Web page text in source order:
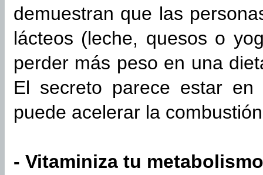
demuestran que las
lácteos (leche, quesos o
perder más peso en una
El secreto parece estar
puede acelerar la
- Vitaminiza tu metabolismo